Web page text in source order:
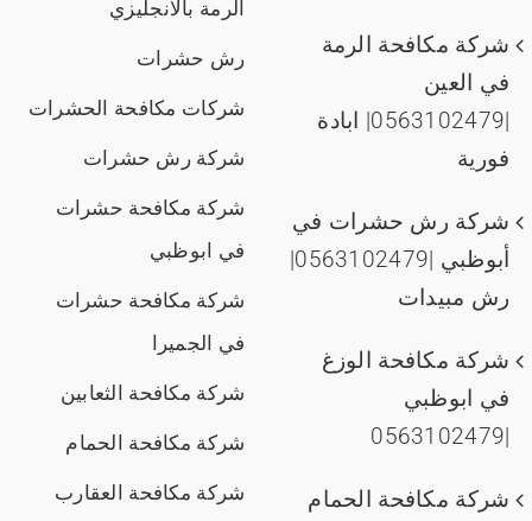
شركة مكافحة الرمة
في العين
|0563102479| ابادة
فورية
شركة رش حشرات في
أبوظبي |0563102479|
رش مبيدات
شركة مكافحة الوزغ
في ابوظبي
|0563102479
شركة مكافحة الحمام
الرمة بالانجليزي
رش حشرات
شركات مكافحة الحشرات
شركة رش حشرات
شركة مكافحة حشرات
في ابوظبي
شركة مكافحة حشرات
في الجميرا
شركة مكافحة الثعابين
شركة مكافحة الحمام
شركة مكافحة العقارب